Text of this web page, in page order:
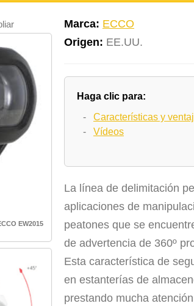
EW2015
Marca: ECCO
Origen: EE.UU.
Haga clic para:
- Características y
- Vídeos
La línea de delimitación
aplicaciones de
peatones que se
de advertencia de 360º
Esta característica de
en estanterías de
prestando mucha